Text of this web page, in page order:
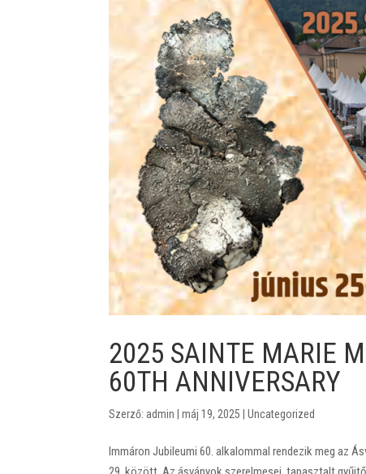
2025 SAINTE MARIE
60TH ANNIVERSARY
Szerző: admin |máj 19, 2025 |Uncategorized
Immáron Jubileumi 60. alkalommal rendezik meg az